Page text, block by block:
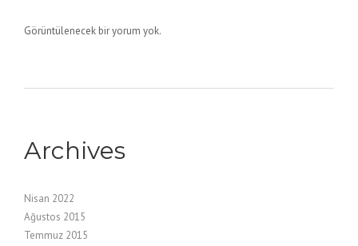
Görüntülenecek bir yorum yok.
Archives
Nisan 2022
Ağustos 2015
Temmuz 2015